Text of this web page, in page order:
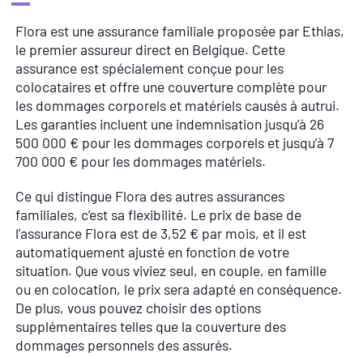
Flora est une assurance familiale proposée par Ethias,
le premier assureur direct en Belgique. Cette
assurance est spécialement conçue pour les
colocataires et offre une couverture complète pour
les dommages corporels et matériels causés à autrui.
Les garanties incluent une indemnisation jusqu’à 26
500 000 € pour les dommages corporels et jusqu’à 7
700 000 € pour les dommages matériels.
Ce qui distingue Flora des autres assurances
familiales, c’est sa flexibilité. Le prix de base de
l’assurance Flora est de 3,52 € par mois, et il est
automatiquement ajusté en fonction de votre
situation. Que vous viviez seul, en couple, en famille
ou en colocation, le prix sera adapté en conséquence.
De plus, vous pouvez choisir des options
supplémentaires telles que la couverture des
dommages personnels des assurés.